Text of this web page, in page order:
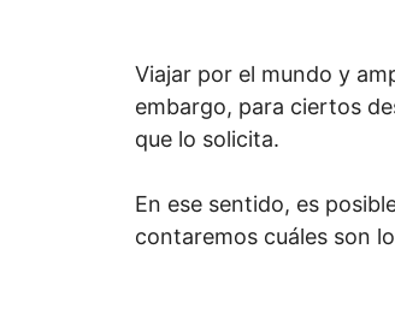
Viajar por el mundo y
embargo, para ciertos
que lo solicita.
En ese sentido, es
contaremos cuáles son